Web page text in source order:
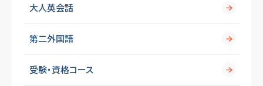
大人英会話
第二外国語
受験・資格コース